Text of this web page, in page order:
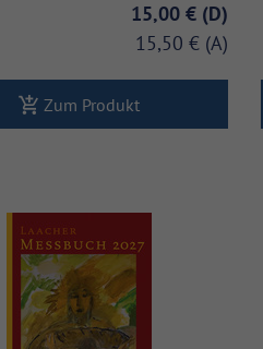
15,00 €
15,50 €
Zum Produkt